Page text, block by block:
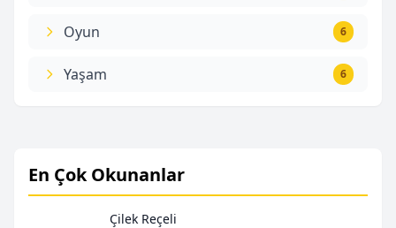
Oyun 6
Yaşam 6
En Çok Okunanlar
Çilek Reçeli